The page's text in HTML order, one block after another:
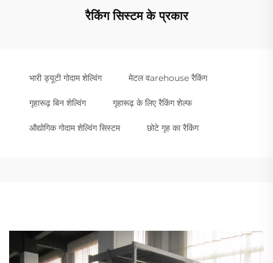
रैकिंग सिस्टम के प्रकार
भारी ड्यूटी गोदाम शेल्विंग मेटल वarehouse रैकिंग
गृहारूढ़ बिन शेल्विंग गृहारूढ़ के लिए रैकिंग शेल्फ
औद्योगिक गोदाम शेल्विंग सिस्टम छोटे गृह का रैकिंग